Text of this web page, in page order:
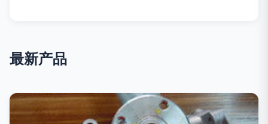
最新产品